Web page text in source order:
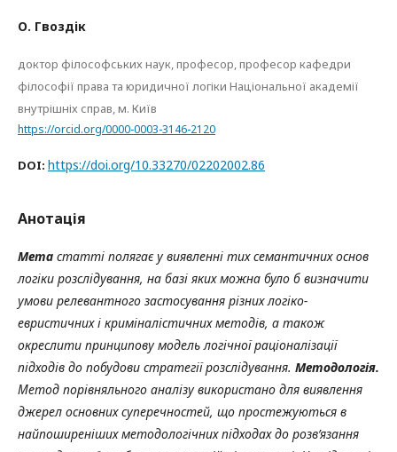
О. Гвоздік
доктор філософських наук, професор, професор кафедри
філософії права та юридичної логіки Національної академії
внутрішніх справ, м. Київ
https://orcid.org/0000-0003-3146-2120
DOI: https://doi.org/10.33270/02202002.86
Анотація
Мета статті полягає у виявленні тих семантичних основ
логіки розслідування, на базі яких можна було б визначити
умови релевантного застосування різних логіко-
евристичних і криміналістичних методів, а також
окреслити принципову модель логічної раціоналізації
підходів до побудови стратегії розслідування. Методологія.
Метод порівняльного аналізу використано для виявлення
джерел основних суперечностей, що простежуються в
найпоширеніших методологічних підходах до розв’язання